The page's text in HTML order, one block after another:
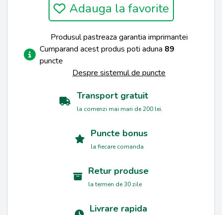
Adauga la favorite
Produsul pastreaza garantia imprimantei
Cumparand acest produs poti aduna 89
puncte
Despre sistemul de puncte
Transport gratuit
la comenzi mai mari de 200 lei.
Puncte bonus
la fiecare comanda
Retur produse
la termen de 30 zile
Livrare rapida